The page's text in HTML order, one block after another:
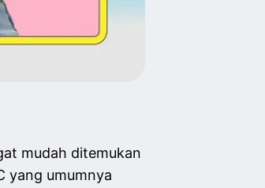
mudah ditemukan
yang umumnya